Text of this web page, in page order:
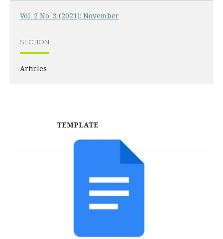
Vol. 2 No. 3 (2021): November
SECTION
Articles
TEMPLATE